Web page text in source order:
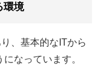
環境
、基本的なITから
なっています。